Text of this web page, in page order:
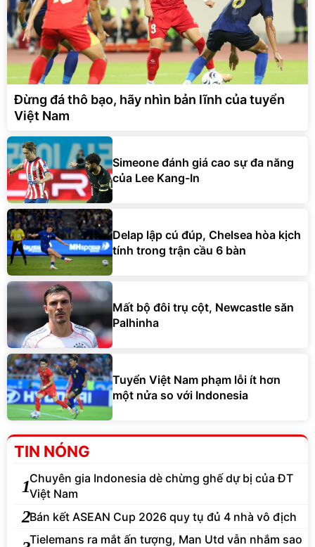
Đừng đá thô bạo, hãy nhìn bản lĩnh của tuyển
Việt Nam
Simeone đánh giá cao sự đa năng
của Lee Kang-In
Delap lập cú đúp, Chelsea hòa kịch
tính trong trận cầu 6 bàn
Mất bộ đôi trụ cột, Newcastle săn
Palhinha
Tuyển Việt Nam phạm lỗi ít hơn
một nửa so với Indonesia
TIN NÓNG
1Chuyên gia Indonesia dè chừng ghế dự bị của ĐT
Việt Nam
2Bán kết ASEAN Cup 2026 quy tụ đủ 4 nhà vô địch
Tielemans ra mắt ấn tượng, Man Utd vẫn nhắm sao